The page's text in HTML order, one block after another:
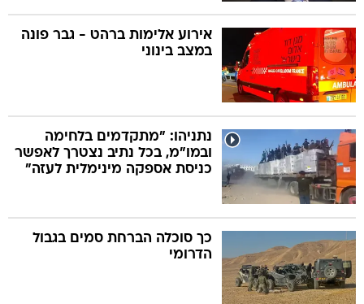
אירוע אלימות ברהט - גבר פונה
במצב בינוני
נתניהו: "מתקדמים בלחימה
ובמו"מ, בכל נתיב נצטרך לאפשר
כניסת אספקה מינימלית לעזה"
כך סוכלה הברחת סמים בגבול
הדרומי